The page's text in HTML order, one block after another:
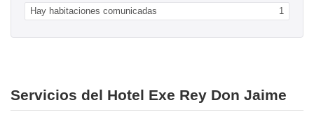
Hay habitaciones comunicadas 1
Servicios del Hotel Exe Rey Don Jaime